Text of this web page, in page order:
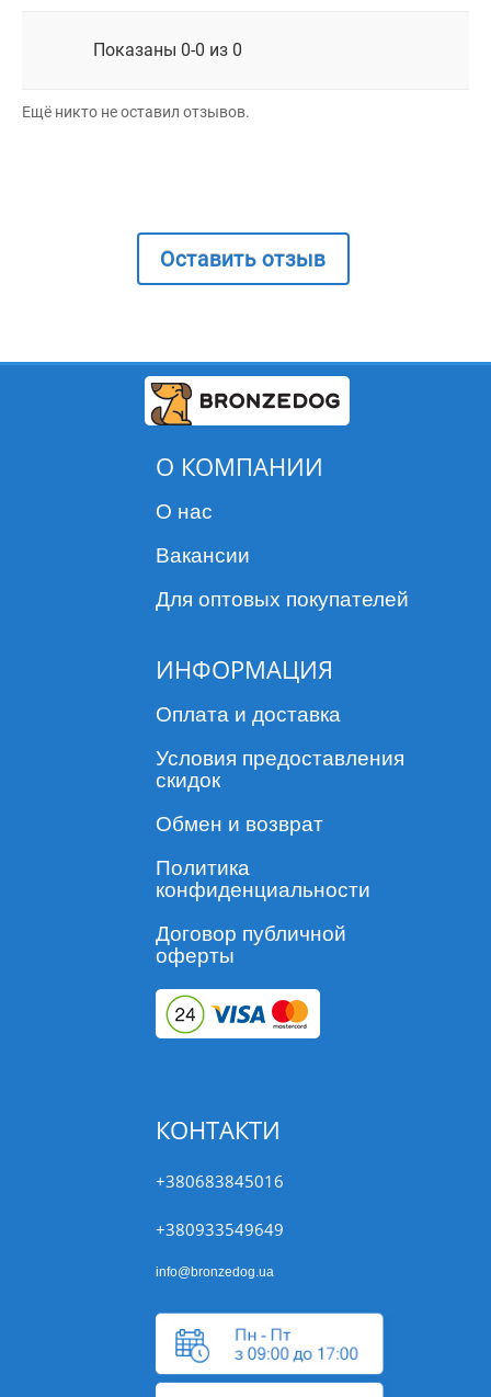
Показаны 0-0 из 0
Ещё никто не оставил отзывов.
Оставить отзыв
О КОМПАНИИ
О нас
Вакансии
Для оптовых покупателей
ИНФОРМАЦИЯ
Оплата и доставка
Условия предоставления
скидок
Обмен и возврат
Политика
конфиденциальности
Договор публичной
оферты
КОНТАКТИ
+380683845016
+380933549649
info@bronzedog.ua